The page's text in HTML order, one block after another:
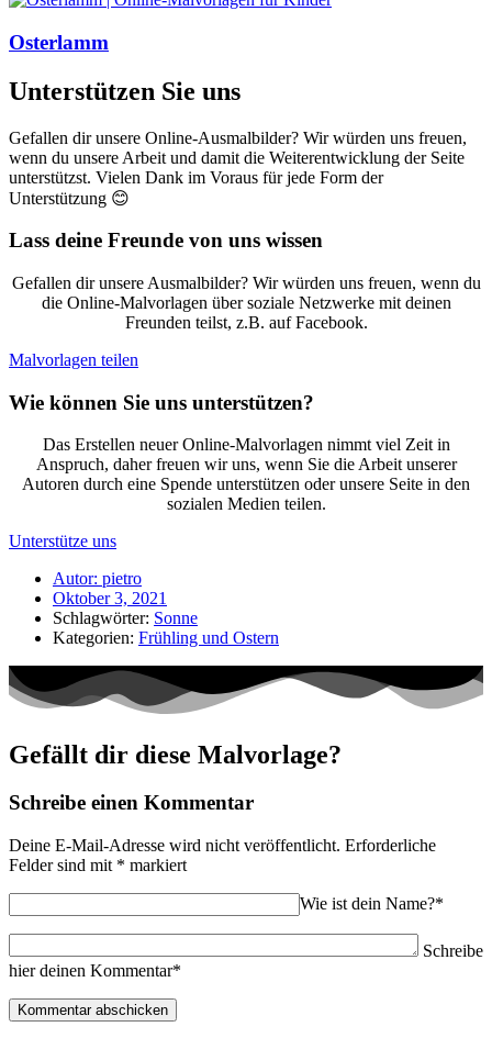
Osterlamm
Unterstützen Sie uns
Gefallen dir unsere Online-Ausmalbilder? Wir würden uns freuen,
wenn du unsere Arbeit und damit die Weiterentwicklung der Seite
unterstützst. Vielen Dank im Voraus für jede Form der
Unterstützung 😊
Lass deine Freunde von uns wissen
Gefallen dir unsere Ausmalbilder? Wir würden uns freuen, wenn du
die Online-Malvorlagen über soziale Netzwerke mit deinen
Freunden teilst, z.B. auf Facebook.
Malvorlagen teilen
Wie können Sie uns unterstützen?
Das Erstellen neuer Online-Malvorlagen nimmt viel Zeit in
Anspruch, daher freuen wir uns, wenn Sie die Arbeit unserer
Autoren durch eine Spende unterstützen oder unsere Seite in den
sozialen Medien teilen.
Unterstütze uns
Autor: pietro
Oktober 3, 2021
Schlagwörter: Sonne
Kategorien: Frühling und Ostern
Gefällt dir diese Malvorlage?
Schreibe einen Kommentar
Deine E-Mail-Adresse wird nicht veröffentlicht. Erforderliche
Felder sind mit * markiert
Wie ist dein Name?*
Schreibe
hier deinen Kommentar*